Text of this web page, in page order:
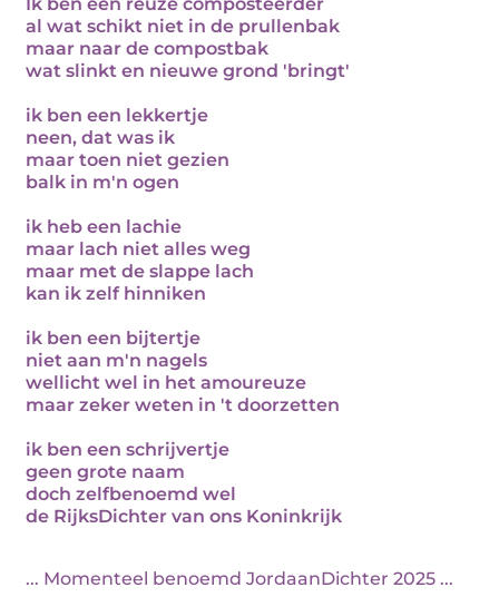
al wat schikt niet in de prullenbak
maar naar de compostbak
wat slinkt en nieuwe grond 'bringt'
ik ben een lekkertje
neen, dat was ik
maar toen niet gezien
balk in m'n ogen
ik heb een lachie
maar lach niet alles weg
maar met de slappe lach
kan ik zelf hinniken
ik ben een bijtertje
niet aan m'n nagels
wellicht wel in het amoureuze
maar zeker weten in 't doorzetten
ik ben een schrijvertje
geen grote naam
doch zelfbenoemd wel
de RijksDichter van ons Koninkrijk
... Momenteel benoemd JordaanDichter 2025 ...